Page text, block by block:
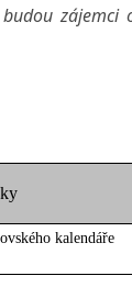
zájemci
kalendáře